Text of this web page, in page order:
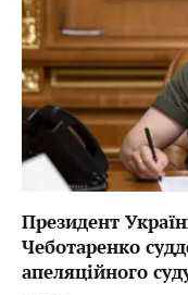
Президент
Чеботаренко
апеляційного